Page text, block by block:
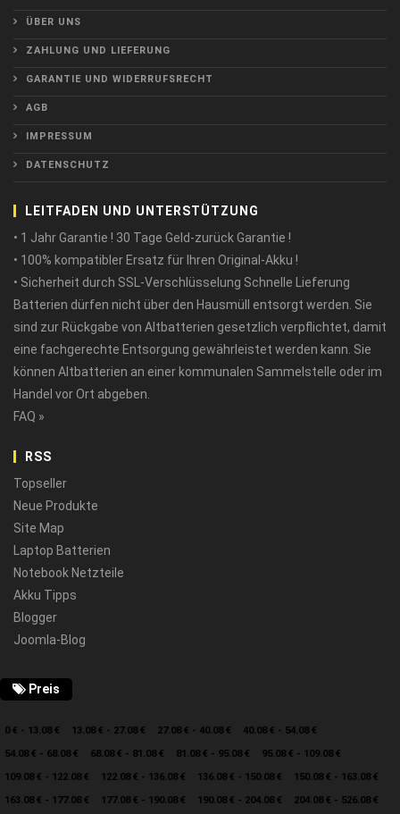
ÜBER UNS
ZAHLUNG UND LIEFERUNG
GARANTIE UND WIDERRUFSRECHT
AGB
IMPRESSUM
DATENSCHUTZ
LEITFADEN UND UNTERSTÜTZUNG
• 1 Jahr Garantie ! 30 Tage Geld-zurück Garantie !
• 100% kompatibler Ersatz für Ihren Original-Akku !
• Sicherheit durch SSL-Verschlüsselung Schnelle Lieferung
Batterien dürfen nicht über den Hausmüll entsorgt werden. Sie
sind zur Rückgabe von Altbatterien gesetzlich verpflichtet, damit
eine fachgerechte Entsorgung gewährleistet werden kann. Sie
können Altbatterien an einer kommunalen Sammelstelle oder im
Handel vor Ort abgeben.
FAQ »
RSS
Topseller
Neue Produkte
Site Map
Laptop Batterien
Notebook Netzteile
Akku Tipps
Blogger
Joomla-Blog
Preis
0 € - 13.08 € 13.08 € - 27.08 € 27.08 € - 40.08 €
40.08 € - 54.08 €
54.08 € - 68.08 €
68.08 € - 81.08 € 81.08 € - 95.08 €
95.08 € - 109.08 €
109.08 € - 122.08 €
122.08 € - 136.08 € 136.08 € - 150.08 €
150.08 € - 163.08 €
163.08 € - 177.08 €
177.08 € - 190.08 € 190.08 € - 204.08 € 204.08 € - 526.08 €